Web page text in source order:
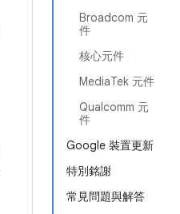
Broadcom 元
件
核心元件
MediaTek 元件
Qualcomm 元
件
Google 裝置更新
特別銘謝
常見問題與解答